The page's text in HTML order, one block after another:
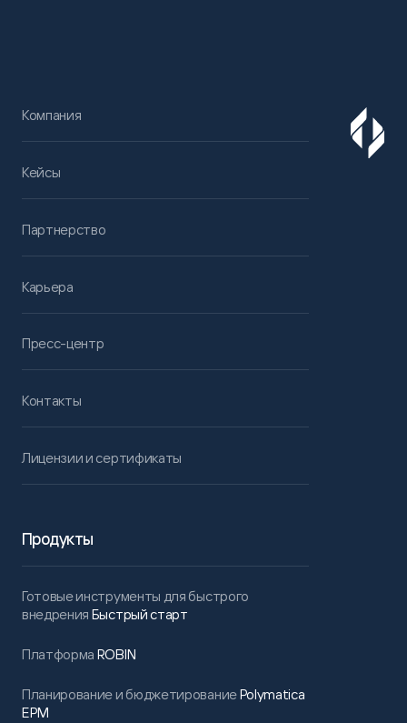
Компания
Кейсы
Партнерство
Карьера
Пресс-центр
Контакты
Лицензии и сертификаты
Продукты
Готовые инструменты для быстрого
внедрения Быстрый старт
Платформа ROBIN
Планирование и бюджетированиеPolymatica
EPM